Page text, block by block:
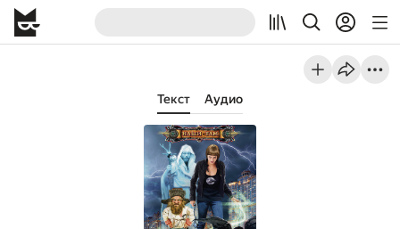
Текст Аудио